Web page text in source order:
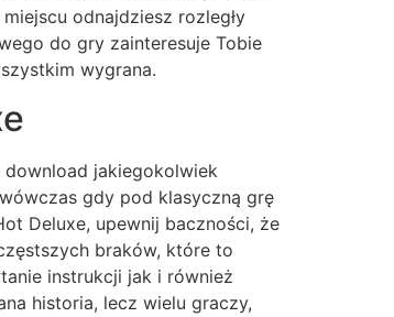
odnajdziesz rozległy
do gry zainteresuje Tobie
wygrana.
download jakiegokolwiek
gdy pod klasyczną grę
Deluxe, upewnij baczności, że
braków, które to
instrukcji jak i również
historia, lecz wielu graczy,